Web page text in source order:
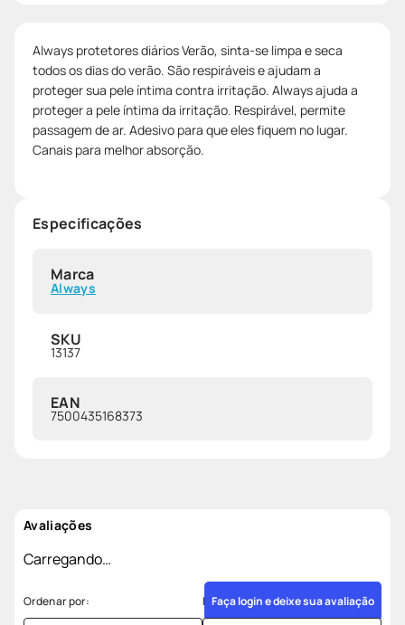
Always protetores diários Verão, sinta-se limpa e seca
todos os dias do verão. São respiráveis e ajudam a
proteger sua pele íntima contra irritação. Always ajuda a
proteger a pele íntima da irritação. Respirável, permite
passagem de ar. Adesivo para que eles fiquem no lugar.
Canais para melhor absorção.
Especificações
Marca
Always
SKU
13137
EAN
7500435168373
Avaliações
Carregando…
Faça login e deixe sua avaliação